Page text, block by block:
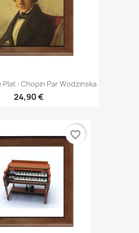
Plat : Chopin Par Wodzinska
24,90 €
favorite_border